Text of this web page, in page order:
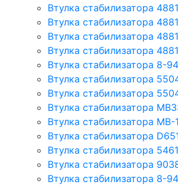
Втулка стабилизатора
Втулка стабилизатора
Втулка стабилизатора
Втулка стабилизатора
Втулка стабилизатора 8-
Втулка стабилизатора
Втулка стабилизатора
Втулка стабилизатора
Втулка стабилизатора
Втулка стабилизатора
Втулка стабилизатора
Втулка стабилизатора
Втулка стабилизатора 8-